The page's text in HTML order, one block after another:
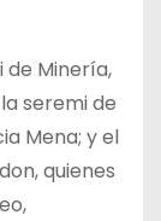
de Minería,
seremi de
Mena; y el
quienes